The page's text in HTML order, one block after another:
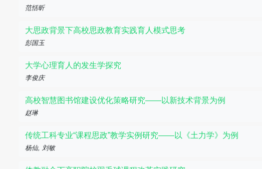
范恬昕
大思政背景下高校思政教育实践育人模式思考
彭国玉
大学心理育人的发生学探究
李俊庆
高校智慧图书馆建设优化策略研究——以新技术背景为例
赵琳
传统工科专业“课程思政”教学实例研究——以《土力学》为例
杨仙, 刘敏